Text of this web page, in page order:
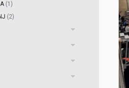
(1)
(2)